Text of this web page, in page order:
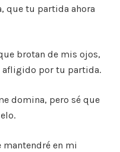
que tu partida ahora
brotan de mis ojos,
afligido por tu partida.
domina, pero sé que
en mi